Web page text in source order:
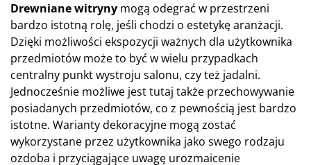
Drewniane witryny mogą odegrać w przestrzeni
bardzo istotną rolę, jeśli chodzi o estetykę aranżacji.
Dzięki możliwości ekspozycji ważnych dla użytkownika
przedmiotów może to być w wielu przypadkach
centralny punkt wystroju salonu, czy też jadalni.
Jednocześnie możliwe jest tutaj także przechowywanie
posiadanych przedmiotów, co z pewnością jest bardzo
istotne. Warianty dekoracyjne mogą zostać
wykorzystane przez użytkownika jako swego rodzaju
ozdoba i przyciągające uwagę urozmaicenie